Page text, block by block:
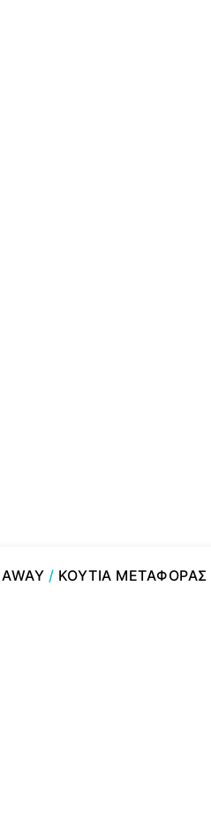
/ ΚΟΥΤΙΑ ΜΕΤΑΦΟΡΑΣ